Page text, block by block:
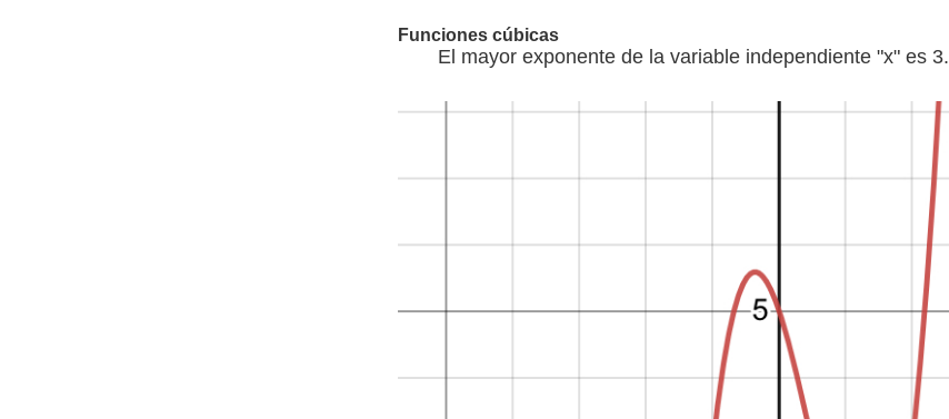
Funciones cúbicas
El mayor exponente de la variable independiente "x" es 3.